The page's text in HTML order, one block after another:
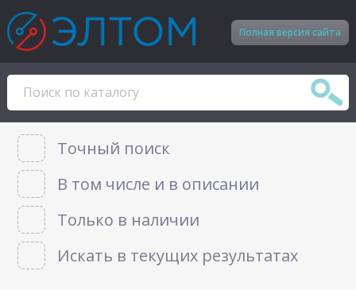
Полная версия сайта
Точный поиск
В том числе и в описании
Только в наличии
Искать в текущих результатах